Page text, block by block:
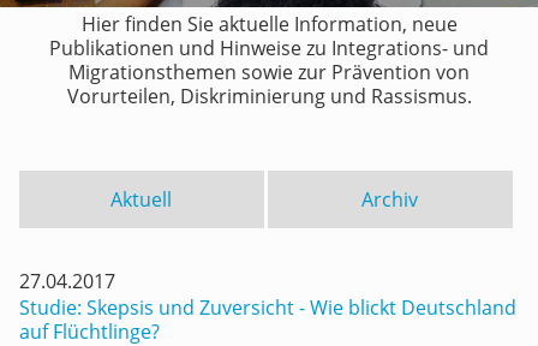
Hier finden Sie aktuelle Information, neue
Publikationen und Hinweise zu Integrations- und
Migrationsthemen sowie zur Prävention von
Vorurteilen, Diskriminierung und Rassismus.
Aktuell Archiv
27.04.2017
Studie: Skepsis und Zuversicht - Wie blickt Deutschland
auf Flüchtlinge?